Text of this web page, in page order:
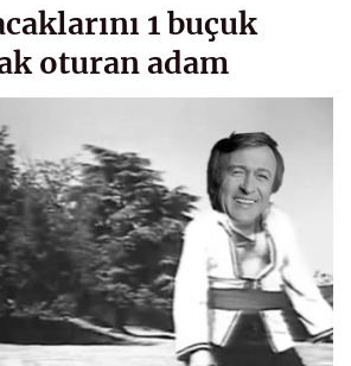
1 buçuk
oturan adam